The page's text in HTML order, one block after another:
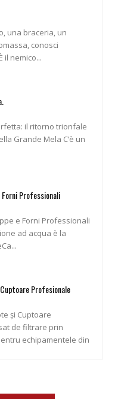
una braceria, un
conosci
benissimo il problema: la fuliggine. È il nemico...
il ritorno trionfale
Grande Mela C’è un
Professionali
e Forni Professionali
ad acqua è la
Profesionale
și Cuptoare
echipamentele din